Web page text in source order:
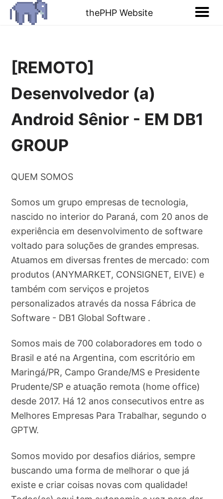
thePHP Website
[REMOTO]
Desenvolvedor (a)
Android Sênior - EM DB1
GROUP
QUEM SOMOS
Somos um grupo empresas de tecnologia,
nascido no interior do Paraná, com 20 anos de
experiência em desenvolvimento de software
voltado para soluções de grandes empresas.
Atuamos em diversas frentes de mercado: com
produtos (ANYMARKET, CONSIGNET, EIVE) e
também com serviços e projetos
personalizados através da nossa Fábrica de
Software - DB1 Global Software .
Somos mais de 700 colaboradores em todo o
Brasil e até na Argentina, com escritório em
Maringá/PR, Campo Grande/MS e Presidente
Prudente/SP e atuação remota (home office)
desde 2017. Há 12 anos consecutivos entre as
Melhores Empresas Para Trabalhar, segundo o
GPTW.
Somos movido por desafios diários, sempre
buscando uma forma de melhorar o que já
existe e criar coisas novas com qualidade!